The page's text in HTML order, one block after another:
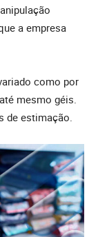
a empresa
como por
mesmo géis.
de estimação.